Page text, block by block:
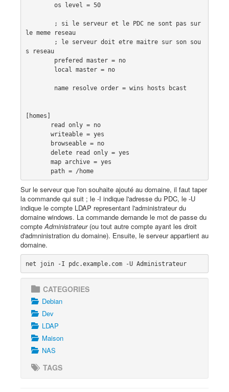
le meme reseau
s reseau
[homes]
       path = /home
Sur le serveur que l'on souhaite ajouté au domaine, il faut taper
la commande qui suit ; le -I indique l'adresse du PDC, le -U
indique le compte LDAP representant l'administrateur du
domaine windows. La commande demande le mot de passe du
compteAdministrateur(ou tout autre compte ayant les droit
d'admninistration du domaine). Ensuite, le serveur appartient au
domaine.
net join -I pdc.example.com -U Administrateur
CATEGORIES
Debian
Dev
LDAP
Maison
NAS
TAGS